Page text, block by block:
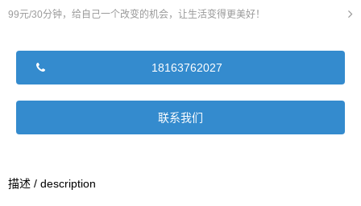
99元/30分钟，给自己一个改变的机会，让生活变得更美好！
18163762027
联系我们
描述 / description